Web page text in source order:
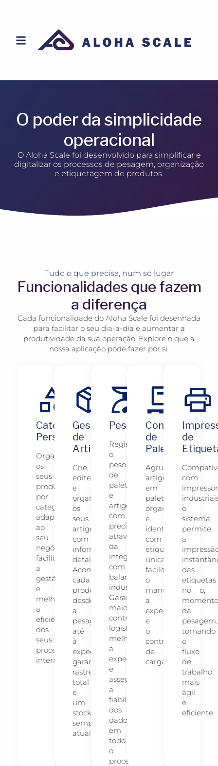
O poder da simplicidade
operacional
O Aloha Scale foi desenvolvido para simplificar e
digitalizar os processos de pesagem, organização
e etiquetagem de produtos.
Tudo o que precisa, num só lugar
Funcionalidades que fazem
a diferença
Cada funcionalidade do Aloha Scale foi desenhada
para facilitar o seu dia-a-dia e aumentar a
produtividade da sua operação. Explore o que a
nossa aplicação pode fazer por si.
Categorias
Personalizadas
Organize
os
seus
produtos
por
categorias
adaptadas
ao
seu
negócio,
facilitando
a
gestão
e
melhorando
a
eficiência
dos
seus
processos
internos.
Gestão
de
Artigos
Crie,
edite
e
organize
os
seus
artigos
com
informação
detalhada.
Acompanhe
cada
produto
desde
a
pesagem
até
à
expedição,
garantindo
rastreabilidade
total
e
um
stock
sempre
atualizado.
Pesagens
Registe
o
peso
de
paletes
e
artigos
com
precisão
através
da
integração
com
balanças
industriais.
Garanta
maior
controlo
logístico,
melhore
a
expedição
e
assegure
a
fiabilidade
dos
dados
em
todo
o
processo.
Controlo
de
Paletes
Agrupe
artigos
em
paletes
organizadas
e
identificadas
com
etiquetas
únicas,
facilitando
o
manuseamento,
a
expedição
e
o
controlo
de
carga.
de
com
o
sistema
permite
a
das
etiquetas
no
momento
da
pesagem,
tornando
o
fluxo
de
trabalho
mais
ágil
e
eficiente.